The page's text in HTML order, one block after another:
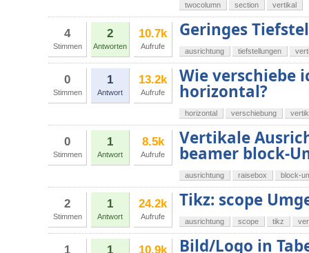
twocolumn section vertikal
4
Stimmen
2
Antworten
10.7k
Aufrufe
Geringes
ausrichtung tiefstellungen
0
Stimmen
1
Antwort
13.2k
Aufrufe
Wie verschiebe
horizontal?
horizontal verschiebung
0
Stimmen
1
Antwort
8.5k
Aufrufe
Vertikale
beamer block-
ausrichtung raisebox block-
2
Stimmen
1
Antwort
24.2k
Aufrufe
Tikz: scope
ausrichtung scope tikz
1 1 10.9k Bild/Logo in